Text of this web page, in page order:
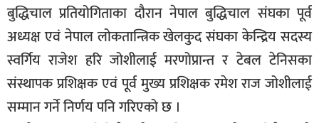
बुद्धिचाल प्रतियोगिताका दौरान नेपाल बुद्धिचाल संघका पूर्व
अध्यक्ष एवं नेपाल लोकतान्त्रिक खेलकुद संघका केन्द्रिय सदस्य
स्वर्गिय राजेश हरि जोशीलाई मरणोप्रान्त र टेबल टेनिसका
संस्थापक प्रशिक्षक एवं पूर्व मुख्य प्रशिक्षक रमेश राज जोशीलाई
सम्मान गर्ने निर्णय पनि गरिएको छ ।